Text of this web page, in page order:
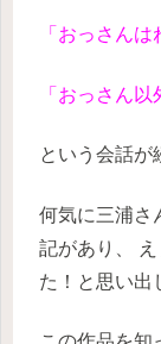
「おっさん
「おっさん
という会話
何気に三浦さ
記があり、
た！と思い出